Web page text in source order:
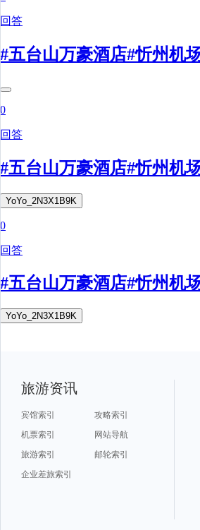
回答
#五台山万豪酒店#忻州机
0
回答
#五台山万豪酒店#忻州机
YoYo_2N3X1B9K
0
回答
#五台山万豪酒店#忻州机
YoYo_2N3X1B9K
旅游资讯
宾馆索引
攻略索引
机票索引
网站导航
旅游索引
邮轮索引
企业差旅索引